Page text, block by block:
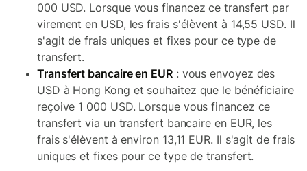
000 USD. Lorsque vous financez ce transfert par
virement en USD, les frais s'élèvent à 14,55 USD. Il
s'agit de frais uniques et fixes pour ce type de
transfert.
Transfert bancaire en EUR: vous envoyez des
USD à Hong Kong et souhaitez que le bénéficiaire
reçoive 1 000 USD. Lorsque vous financez ce
transfert via un transfert bancaire en EUR, les
frais s'élèvent à environ 13,11 EUR. Il s'agit de frais
uniques et fixes pour ce type de transfert.